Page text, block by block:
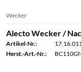
Wecker
Alecto Wecker /
Artikel-Nr.:
Herst.-Art.-Nr.: